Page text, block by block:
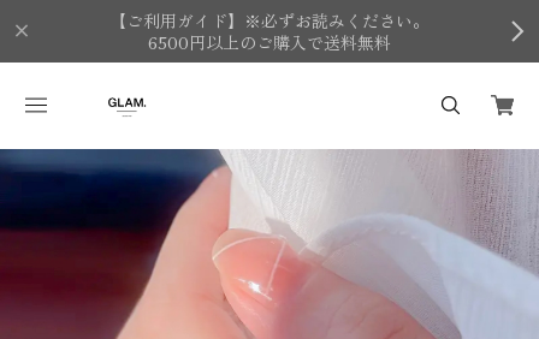
【ご利用ガイド】※必ずお読みください。
6500円以上のご購入で送料無料